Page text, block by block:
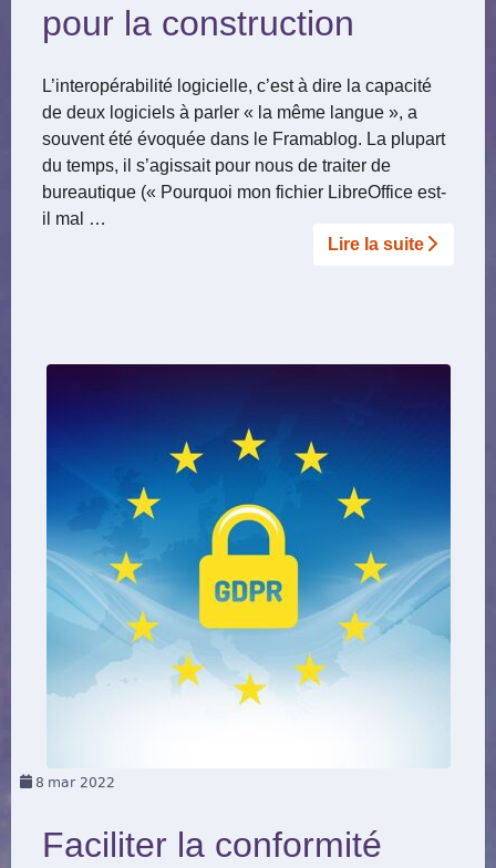
pour la construction
L’interopérabilité logicielle, c’est à dire la capacité
de deux logiciels à parler « la même langue », a
souvent été évoquée dans le Framablog. La plupart
du temps, il s’agissait pour nous de traiter de
bureautique (« Pourquoi mon fichier LibreOffice est-
il mal …
Lire la suite­­
8 mar 2022
Faciliter la conformité